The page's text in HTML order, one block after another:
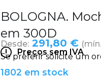
BOLOGNA.
em 300D
Desde: 291,80 €
Preços sem IVA
1802 em stock